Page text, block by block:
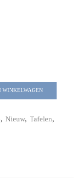
WINKELWAGEN
, Nieuw, Tafelen,